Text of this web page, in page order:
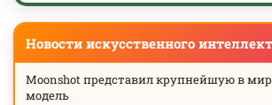
Новости искусственного
Moonshot представил крупнейшую в
модель